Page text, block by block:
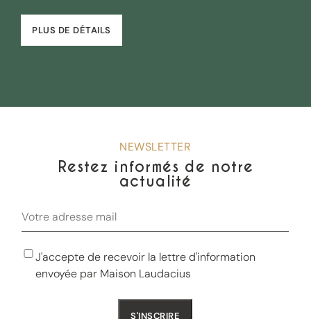
PLUS DE DÉTAILS
NEWSLETTER
Restez informés de notre
actualité
E-
RGPDJ'accepte de recevoir la lettre d'information
envoyée par Maison Laudacius